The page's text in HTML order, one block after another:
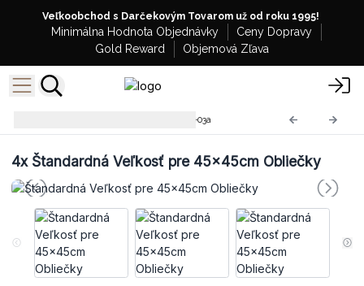
Veľkoobchod s Darčekovým Tovarom už od roku 1995!
Minimálna Hodnota Objednávky
Ceny Dopravy
Gold Reward
Objemová Zľava
Inner-03a
4xŠtandardná Veľkosť pre 45x45cm Obliečky